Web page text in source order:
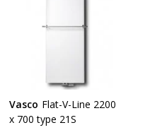
Vasco Flat-V-Line 2200
x 700 type 21S